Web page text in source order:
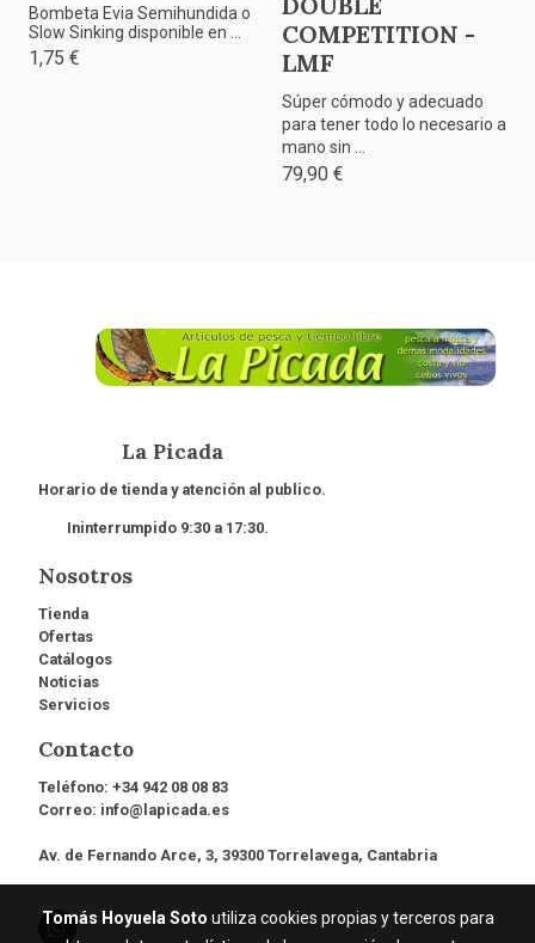
Bombeta Evia Semihundida o
Slow Sinking disponible en ...
1,75 €
COMPETITION -
LMF
Súper cómodo y adecuado
para tener todo lo necesario a
mano sin ...
79,90 €
La Picada
Horario de tienda y atención al publico.
Ininterrumpido 9:30 a 17:30.
Nosotros
Tienda
Ofertas
Catálogos
Noticias
Servicios
Contacto
Teléfono: +34 942 08 08 83
Correo: info@lapicada.es
Av. de Fernando Arce, 3, 39300 Torrelavega, Cantabria
Tomás Hoyuela Soto utiliza cookies propias y terceros para